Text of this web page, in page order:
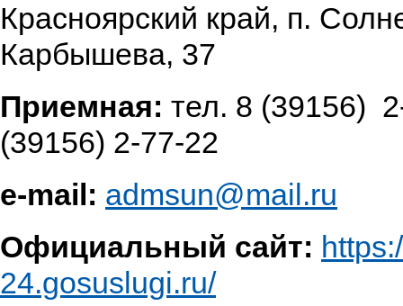
Красноярский край, п.
Карбышева, 37
Приемная: тел. 8 (39156)
(39156) 2-77-22
e-mail: admsun@mail.ru
Официальный сайт:
24.gosuslugi.ru/